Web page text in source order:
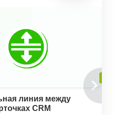
линия между
CRM